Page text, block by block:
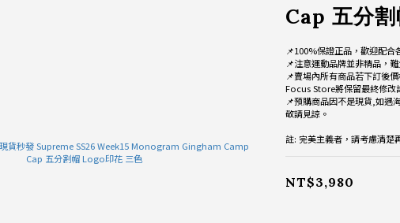
Cap 五分
📌100%保證正品，歡迎配合
📌注意運動品牌並非精品，
📌賣場內所有商品若下訂後
Focus Store將保留最終修改
📌預購商品因不是現貨,如遇
敬請見諒。
註: 完美主義者，請考慮清楚
NT$3,980